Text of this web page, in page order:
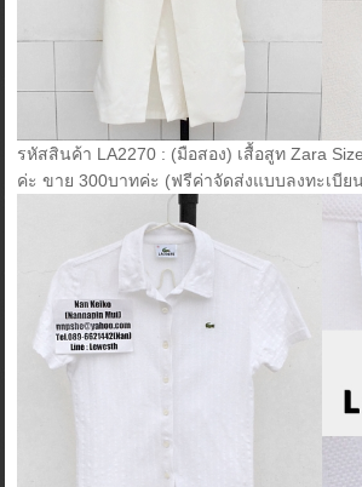
รหัสสินค้า LA2270 : (มือสอง) เสื้อสูท Zara
ค่ะ ขาย 300บาทค่ะ (ฟรีค่าจัดส่งแบบลงทะเบีย